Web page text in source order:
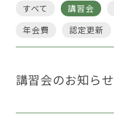
すべて 講習会
年会費
認定更新
講習会のお知らせ